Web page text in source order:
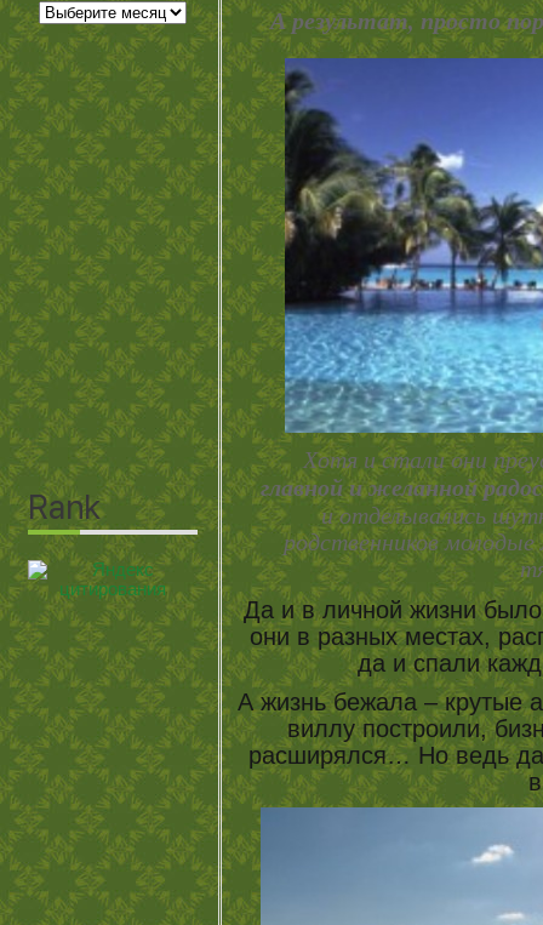
А результат, просто
Хотя и стали они
главной и желанной
и отделывались
родственников
Да и в личной жизни
они в разных местах,
да и спали
А жизнь бежала – крутые
виллу построили,
расширялся… Но ведь